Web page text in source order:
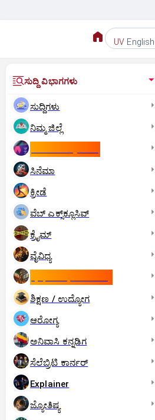
UV English
ಸುದ್ದಿ ವಿಭಾಗಗಳು
ಸುದ್ದಿಗಳು
ನಿಮ್ಮ ಜಿಲ್ಲೆ
ಸಿನೆಮಾ
ಕ್ರೀಡೆ
ವೆಬ್ ಎಕ್ಸ್‌ಕ್ಲೂಸಿವ್
ಕ್ರೈಮ್
ವೈವಿಧ್ಯ
ಶಿಕ್ಷಣ / ಉದ್ಯೋಗ
ಆರೋಗ್ಯ
ಅನಿವಾಸಿ ಕನ್ನಡಿಗ
ಸೆಲೆಬ್ರಿಟಿ ಕಾರ್ನರ್‌
Explainer
ಜ್ಯೋತಿಷ್ಯ